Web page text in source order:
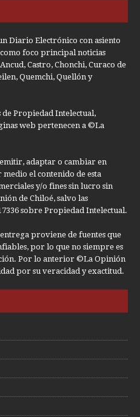
Diario Electrónico con asiento
foco principal noticias
Castro, Chonchi, Curaco de
Quemchi, Quellón y
de Propiedad Intelectual,
web pertenecen a ©La
adaptar o cambiar en
el contenido de esta
y/o fines sin lucro sin
de Chiloé, salvo las
sobre Propiedad Intelectual.
proviene de fuentes que
por lo que no siempre es
Por lo anterior ©La Opinión
por su veracidad y exactitud.